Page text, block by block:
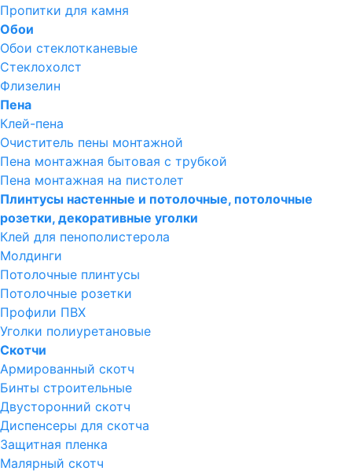
Пропитки для камня
Обои
Обои стеклотканевые
Стеклохолст
Флизелин
Пена
Клей-пена
Очиститель пены монтажной
Пена монтажная бытовая с трубкой
Пена монтажная на пистолет
Плинтусы настенные и потолочные, потолочные
розетки, декоративные уголки
Клей для пенополистерола
Молдинги
Потолочные плинтусы
Потолочные розетки
Профили ПВХ
Уголки полиуретановые
Скотчи
Армированный скотч
Бинты строительные
Двусторонний скотч
Диспенсеры для скотча
Защитная пленка
Малярный скотч